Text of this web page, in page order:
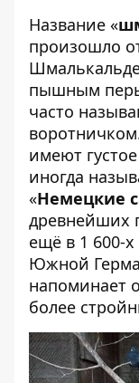
Название «
произошло
пышным
часто
имеют
иногда
«Немецкие
древнейших
ещё в 1 600-
Южной
напоминает
более